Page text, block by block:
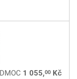
DMOC 1 055,00Kč